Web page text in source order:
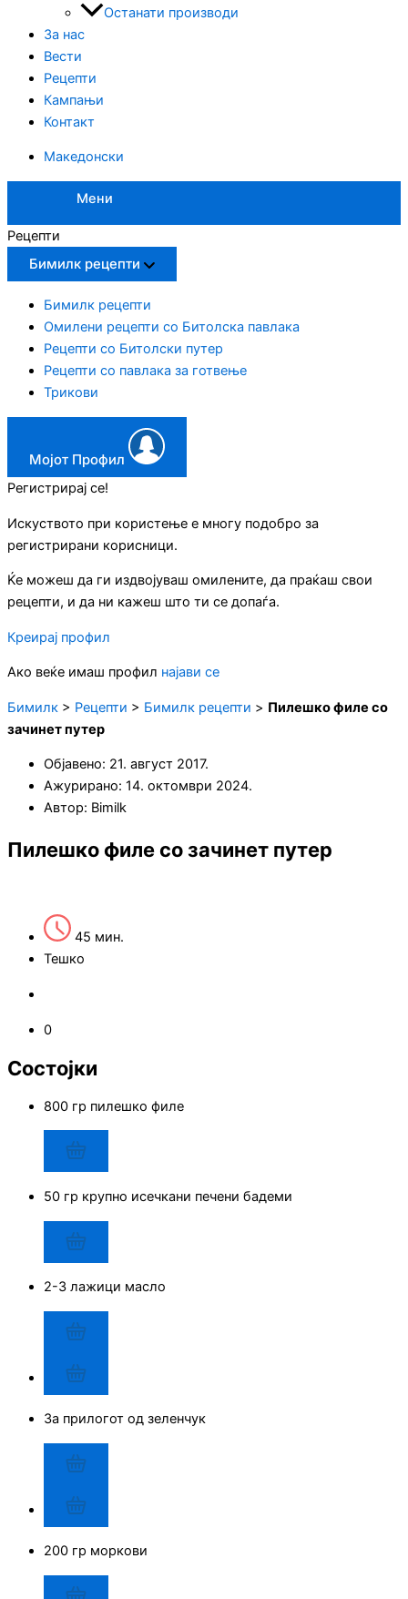
Останати производи
За нас
Вести
Рецепти
Кампањи
Контакт
Македонски
Мени
Рецепти
Бимилк рецепти
Бимилк рецепти
Омилени рецепти со Битолска павлака
Рецепти со Битолски путер
Рецепти со павлака за готвење
Трикови
Мојот Профил
Регистрирај се!
Искуството при користење е многу подобро за
регистрирани корисници.
Ќе можеш да ги издвојуваш омилените, да праќаш свои
рецепти, и да ни кажеш што ти се допаѓа.
Креирај профил
Ако веќе имаш профил најави се
Бимилк > Рецепти > Бимилк рецепти > Пилешко филе со
зачинет путер
Објавено: 21. август 2017.
Ажурирано: 14. октомври 2024.
Автор: Bimilk
Пилешко филе со зачинет путер
45 мин.
Тешко
0
Состојки
800 гр пилешко филе
50 гр крупно исечкани печени бадеми
2-3 лажици масло
За прилогот од зеленчук
200 гр моркови